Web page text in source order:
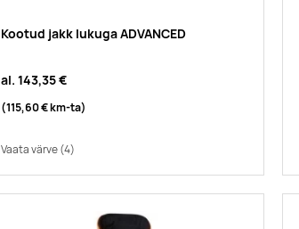
Kootud jakk lukuga ADVANCED
al. 143,35 €
(115,60 €km-ta)
Vaata värve(4)